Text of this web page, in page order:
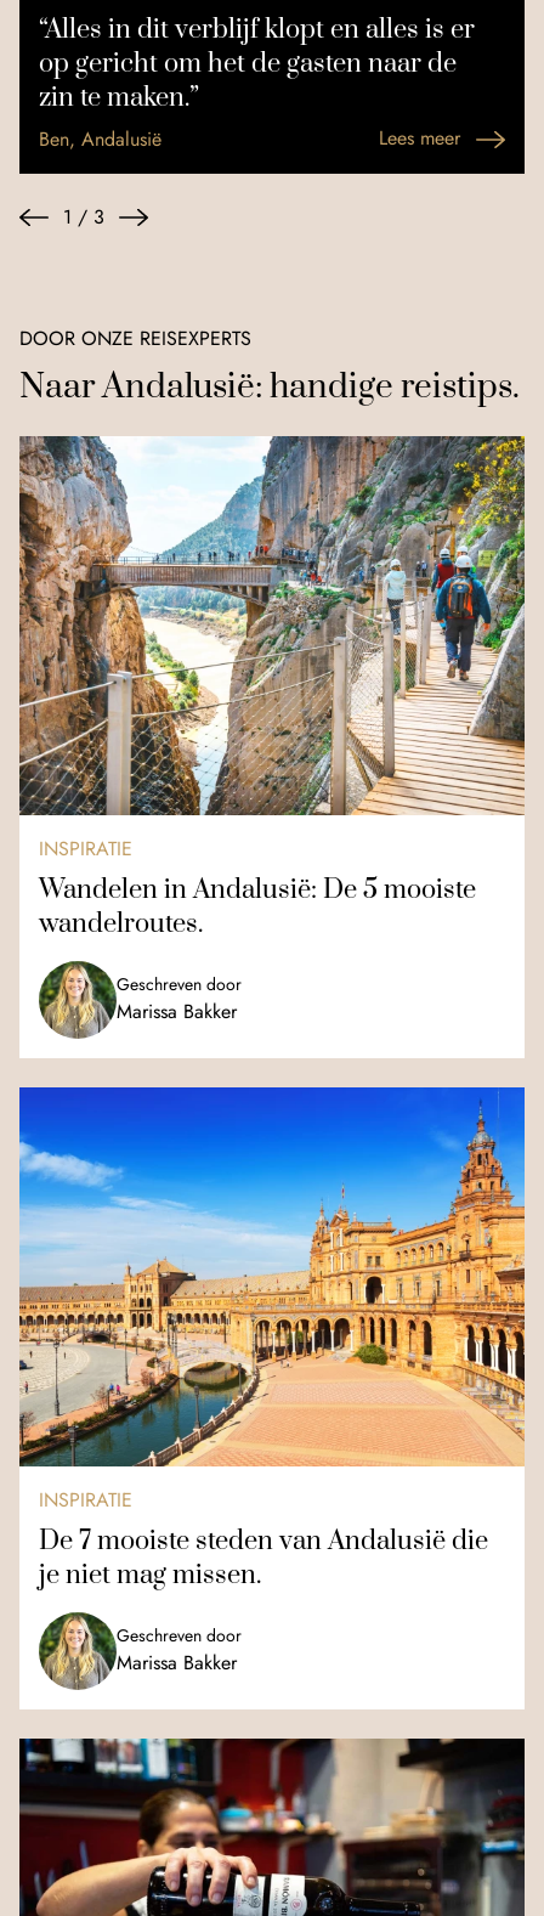
“Alles in dit verblijf klopt en alles is er
op gericht om het de gasten naar de
zin te maken.”
Ben, Andalusië Lees meer
1 / 3
DOOR ONZE REISEXPERTS
Naar Andalusië: handige reistips.
INSPIRATIE
Wandelen in Andalusië: De 5 mooiste
wandelroutes.
Geschreven door
Marissa Bakker
INSPIRATIE
De 7 mooiste steden van Andalusië die
je niet mag missen.
Geschreven door
Marissa Bakker